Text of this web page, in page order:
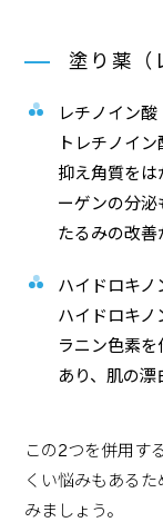
塗り薬（
レチノイン酸
トレチノイ
抑え角質を
ーゲンの分泌
たるみの改善
ハイドロキノ
ハイドロキ
ラニン色素
あり、肌の漂
この2つを併用す
くい悩みもある
みましょう。